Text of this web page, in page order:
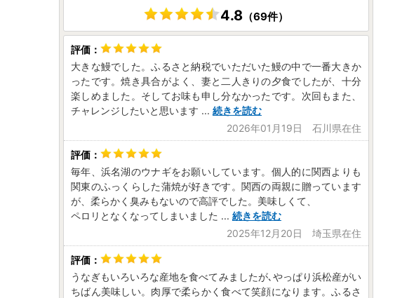
4.8 （69件）
大きな鰻でした。ふるさと納税でいただいた鰻の中で一番大きか
ったです。焼き具合がよく、妻と二人きりの夕食でしたが、十分
楽しめました。そしてお味も申し分なかったです。次回もまた、
チャレンジしたいと思います ... 続きを読む
2026年01月19日 石川県在住
毎年、浜名湖のウナギをお願いしています。個人的に関西よりも
関東のふっくらした蒲焼が好きです。関西の両親に贈っています
が、柔らかく臭みもないので高評でした。美味しくて、
ペロリとなくなってしまいました ... 続きを読む
2025年12月20日 埼玉県在住
うなぎもいろいろな産地を食べてみましたが､やっぱり浜松産がい
ちばん美味しい。肉厚で柔らかく食べて笑顔になります。ふるさ